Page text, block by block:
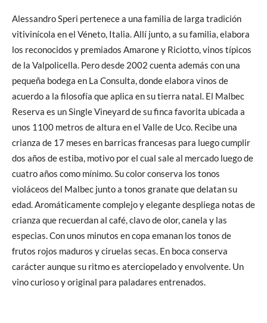
Alessandro Speri pertenece a una familia de larga tradición
vitivinícola en el Véneto, Italia. Allí junto, a su familia, elabora
los reconocidos y premiados Amarone y Riciotto, vinos típicos
de la Valpolicella. Pero desde 2002 cuenta además con una
pequeña bodega en La Consulta, donde elabora vinos de
acuerdo a la filosofía que aplica en su tierra natal. El Malbec
Reserva es un Single Vineyard de su finca favorita ubicada a
unos 1100 metros de altura en el Valle de Uco. Recibe una
crianza de 17 meses en barricas francesas para luego cumplir
dos años de estiba, motivo por el cual sale al mercado luego de
cuatro años como mínimo. Su color conserva los tonos
violáceos del Malbec junto a tonos granate que delatan su
edad. Aromáticamente complejo y elegante despliega notas de
crianza que recuerdan al café, clavo de olor, canela y las
especias. Con unos minutos en copa emanan los tonos de
frutos rojos maduros y ciruelas secas. En boca conserva
carácter aunque su ritmo es aterciopelado y envolvente. Un
vino curioso y original para paladares entrenados.